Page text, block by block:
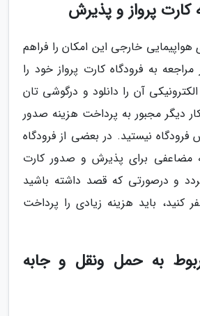
کارت پرواز و پذیرش
خارجی این امکان را فراهم
به فرودگاه کارت پرواز خود را
آن را دانلود و درگوشی تان
دیگر مجبور به پرداخت هزینه صدور
نیستید. در بعضی از فرودگاه
مضاعفی برای پذیرش و صدور کارت
و درصورتی که قصد داشته باشید
کنید، باید هزینه زیادی را پرداخت
به حمل ونقل و جابه